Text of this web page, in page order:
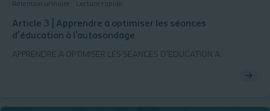
Rétention urinaire Lecture rapide
Article 3 | Apprendre à optimiser les séances
d'éducation à l'autosondage
APPRENDRE A OPTIMISER LES SEANCES D'EDUCATION A